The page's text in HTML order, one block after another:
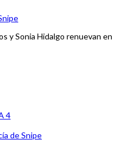
y Sonia Hidalgo renuevan en
4
de Snipe